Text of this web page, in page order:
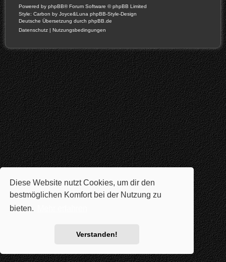
Diese Website nutzt Cookies, um dir den
bestmöglichen Komfort bei der Nutzung zu
bieten.
Verstanden!
Powered by phpBB® Forum Software © phpBB Limited
Style: Carbon by Joyce&Luna phpBB-Style-Design
Deutsche Übersetzung durch phpBB.de
Datenschutz | Nutzungsbedingungen